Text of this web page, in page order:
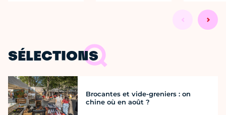
SÉLECTIONS
Brocantes et vide-greniers : on
chine où en août ?